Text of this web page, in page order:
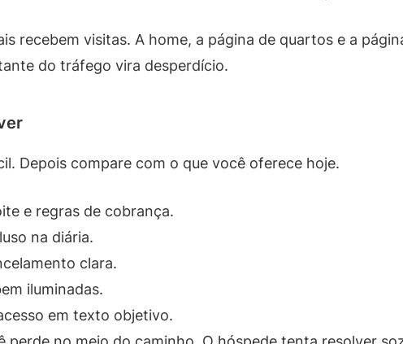
recebem visitas. A home, a página de quartos e a
do tráfego vira desperdício.
Depois compare com o que você oferece hoje.
e regras de cobrança.
na diária.
clara.
iluminadas.
em texto objetivo.